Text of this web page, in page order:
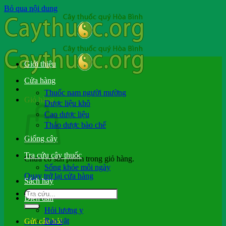
Bỏ qua nội dung
Giỏ hàng
Chưa có sản phẩm trong giỏ hàng.
Quay trở lại cửa hàng
Gửi câu hỏi
Giới thiệu
Cửa hàng
Thuốc nam người mường
Dược liệu khô
Cao dược liệu
Thảo dược bào chế
Giống cây
Tra cứu cây thuốc
Sống khỏe mỗi ngày
Sách hay
Diễn đàn
Hỏi lương y
Rao vặt